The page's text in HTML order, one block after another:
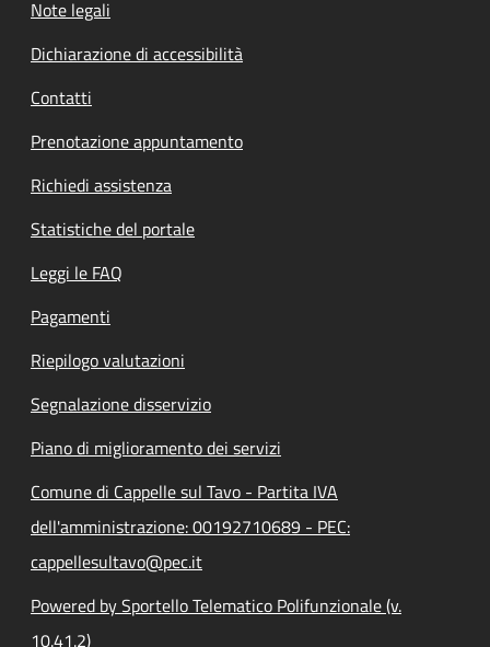
Note legali
Dichiarazione di accessibilità
Contatti
Prenotazione appuntamento
Richiedi assistenza
Statistiche del portale
Leggi le FAQ
Pagamenti
Riepilogo valutazioni
Segnalazione disservizio
Piano di miglioramento dei servizi
Comune di Cappelle sul Tavo - Partita IVA
dell'amministrazione: 00192710689 - PEC:
cappellesultavo@pec.it
Powered by Sportello Telematico Polifunzionale (v.
10.41.2)